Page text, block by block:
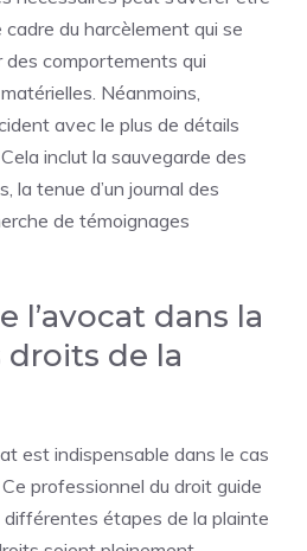
du harcèlement qui se
comportements qui
Néanmoins,
avec le plus de détails
inclut la sauvegarde des
la tenue d’un journal des
de témoignages
l’avocat dans la
droits de la
est indispensable dans le cas
professionnel du droit guide
étapes de la plainte